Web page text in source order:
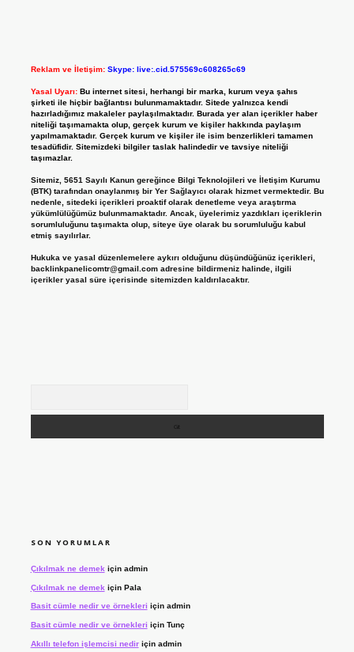
Reklam ve İletişim: Skype: live:.cid.575569c608265c69
Yasal Uyarı: Bu internet sitesi, herhangi bir marka, kurum veya şahıs
şirketi ile hiçbir bağlantısı bulunmamaktadır. Sitede yalnızca kendi
hazırladığımız makaleler paylaşılmaktadır. Burada yer alan içerikler haber
niteliği taşımamakta olup, gerçek kurum ve kişiler hakkında paylaşım
yapılmamaktadır. Gerçek kurum ve kişiler ile isim benzerlikleri tamamen
tesadüfidir. Sitemizdeki bilgiler taslak halindedir ve tavsiye niteliği
taşımazlar.
Sitemiz, 5651 Sayılı Kanun gereğince Bilgi Teknolojileri ve İletişim Kurumu
(BTK) tarafından onaylanmış bir Yer Sağlayıcı olarak hizmet vermektedir. Bu
nedenle, sitedeki içerikleri proaktif olarak denetleme veya araştırma
yükümlülüğümüz bulunmamaktadır. Ancak, üyelerimiz yazdıkları içeriklerin
sorumluluğunu taşımakta olup, siteye üye olarak bu sorumluluğu kabul
etmiş sayılırlar.
Hukuka ve yasal düzenlemelere aykırı olduğunu düşündüğünüz içerikleri,
backlinkpanelicomtr@gmail.comadresine bildirmeniz halinde, ilgili
içerikler yasal süre içerisinde sitemizden kaldırılacaktır.
SON YORUMLAR
Çıkılmak ne demek için admin
Çıkılmak ne demek için Pala
Basit cümle nedir ve örnekleri için admin
Basit cümle nedir ve örnekleri için Tunç
Akıllı telefon işlemcisi nediriçin admin